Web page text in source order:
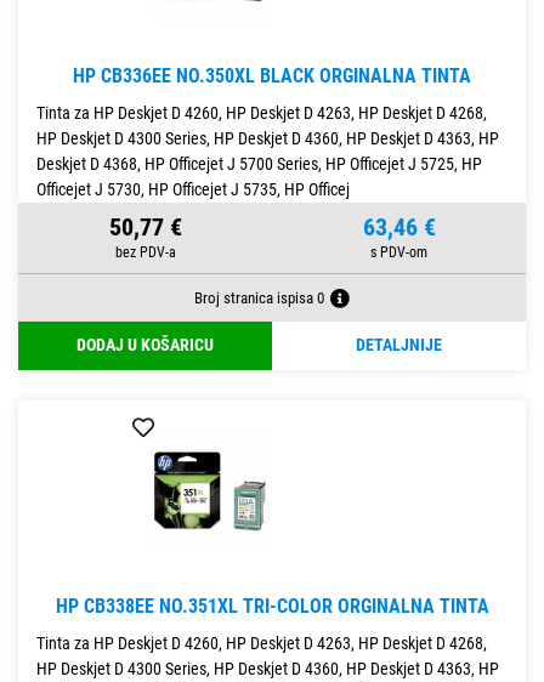
HP CB336EE NO.350XL BLACK ORGINALNA TINTA
Tinta za HP Deskjet D 4260, HP Deskjet D 4263, HP Deskjet D 4268,
HP Deskjet D 4300 Series, HP Deskjet D 4360, HP Deskjet D 4363, HP
Deskjet D 4368, HP Officejet J 5700 Series, HP Officejet J 5725, HP
Officejet J 5730, HP Officejet J 5735, HP Officej
50,77 € 63,46 €
Broj stranica ispisa 0
DODAJ U KOŠARICU DETALJNIJE
HP CB338EE NO.351XL TRI-COLOR ORGINALNA TINTA
Tinta za HP Deskjet D 4260, HP Deskjet D 4263, HP Deskjet D 4268,
HP Deskjet D 4300 Series, HP Deskjet D 4360, HP Deskjet D 4363, HP